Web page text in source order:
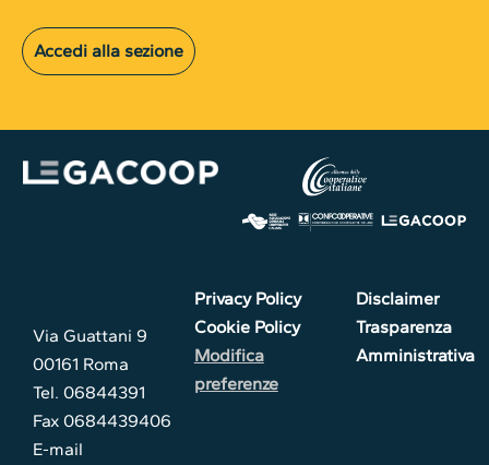
Accedi alla sezione
Via Guattani 9
00161 Roma
Tel. 06844391
Fax 0684439406
E-mail
Privacy Policy
Cookie Policy
Modifica
preferenze
Disclaimer
Trasparenza
Amministrativa